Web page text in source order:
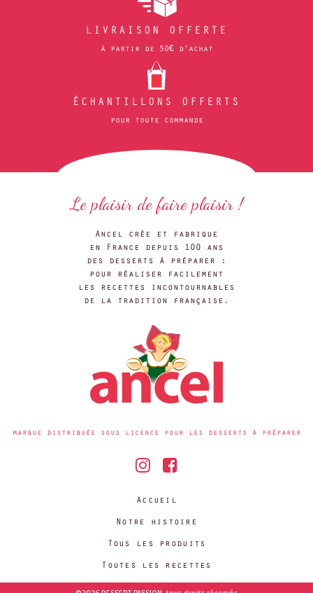
LIVRAISON OFFERTE
à partir de 50€ d'achat
ÉCHANTILLONS OFFERTS
pour toute commande
Le plaisir de faire plaisir !
Ancel crée et fabrique
en France depuis 100 ans
des desserts à préparer :
pour réaliser facilement
les recettes incontournables
de la tradition française.
marque distribuée sous licence pour les desserts à préparer
Accueil
Notre histoire
Tous les produits
Toutes les recettes